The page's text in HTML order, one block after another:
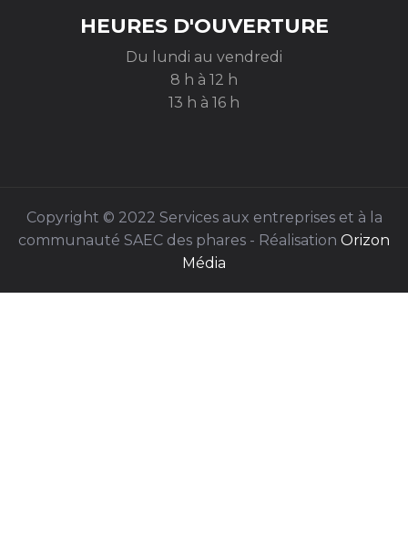
HEURES D'OUVERTURE
Du lundi au vendredi
8 h à 12 h
13 h à 16 h
Copyright © 2022 Services aux entreprises et à la
communauté SAEC des phares - Réalisation Orizon
Média